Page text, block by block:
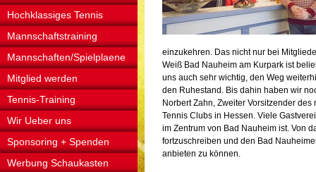
Hochklassiges Tennis
Mannschaftstraining
Mannschaften/Spielplaene
Mitglied werden
Tennis-Training
Wir Ueber uns
Sponsoring + Spenden
Werbung Schaukasten
einzukehren. Das nicht nur bei
Weiß Bad Nauheim am Kurpark ist
uns auch sehr wichtig, den Weg
den Ruhestand. Bis dahin haben wir
Norbert Zahn, Zweiter Vorsitzender
Tennis Clubs in Hessen. Viele
im Zentrum von Bad Nauheim ist. Von
fortzuschreiben und den Bad
anbieten zu können.